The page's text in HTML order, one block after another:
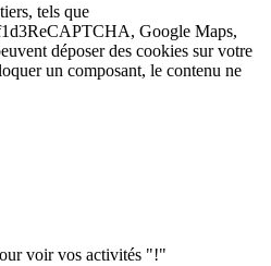
tels que
Google Maps,
déposer des cookies sur votre
un composant, le contenu ne
voir vos activités "!"